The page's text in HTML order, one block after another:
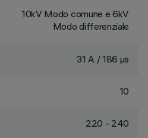
10kV Modo comune e 6kV
Modo differenziale
31 A / 186 µs
10
220 - 240